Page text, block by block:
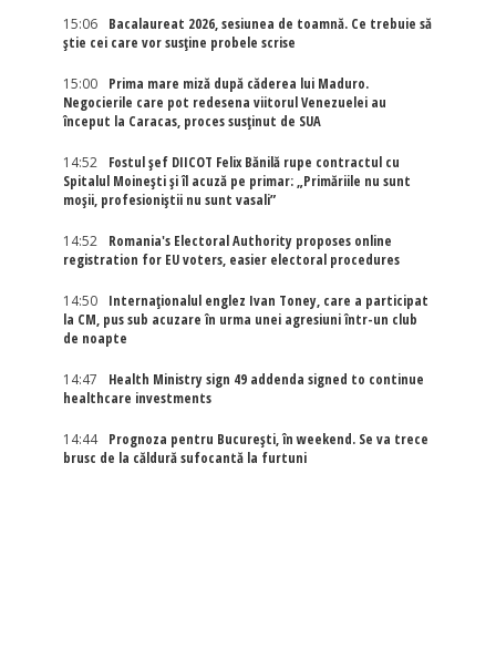
15:06
Bacalaureat 2026, sesiunea de toamnă. Ce trebuie să
știe cei care vor susține probele scrise
15:00
Prima mare miză după căderea lui Maduro.
Negocierile care pot redesena viitorul Venezuelei au
început la Caracas, proces susținut de SUA
14:52
Fostul șef DIICOT Felix Bănilă rupe contractul cu
Spitalul Moinești și îl acuză pe primar: „Primăriile nu sunt
moșii, profesioniștii nu sunt vasali”
14:52
Romania's Electoral Authority proposes online
registration for EU voters, easier electoral procedures
14:50
Internaţionalul englez Ivan Toney, care a participat
la CM, pus sub acuzare în urma unei agresiuni într-un club
de noapte
14:47
Health Ministry sign 49 addenda signed to continue
healthcare investments
14:44
Prognoza pentru București, în weekend. Se va trece
brusc de la căldură sufocantă la furtuni